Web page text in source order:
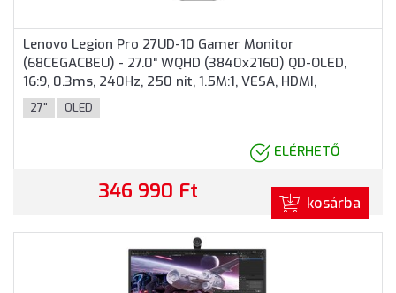
Lenovo Legion Pro 27UD-10 Gamer Monitor
(68CEGACBEU) - 27.0" WQHD (3840x2160) QD-OLED,
16:9, 0.3ms, 240Hz, 250 nit, 1.5M:1, VESA, HDMI,
DisplayPort, USB, 3 év garancia, Fekete színben
27" OLED
ELÉRHETŐ
346 990 Ft kosárba